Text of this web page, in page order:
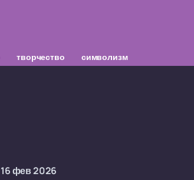
творчество символизм
16 фев 2026